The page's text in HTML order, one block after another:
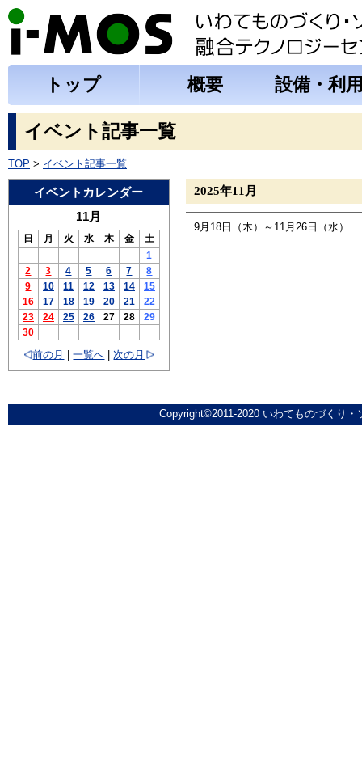
トップ 概要 設備・利
イベント記事一覧
TOP > イベント記事一覧
2025年11月
9月18日（木） ～ 11月26日（水）
イベントカレンダー
11月
日 月 火 水 木 金
土
1
2
3 4 5 6 7
8
9
10 11 12 13 14
15
16
17 18 19 20 21
22
23
24 25 26 27 28
29
30
前の月 一覧へ 次の月
Copyright©2011-2020 いわてものづくり